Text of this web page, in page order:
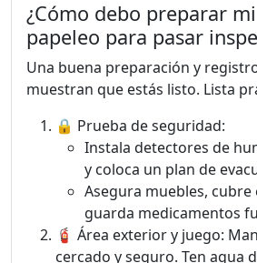
¿Cómo debo preparar mi
papeleo para pasar
Una buena preparación y
muestran que estás listo. Lista
🔒 Prueba de seguridad:
Instala detectores de
y coloca un plan de
Asegura muebles, cubre
guarda medicamentos
🧯 Área exterior y juego:
cercado y seguro. Ten agua